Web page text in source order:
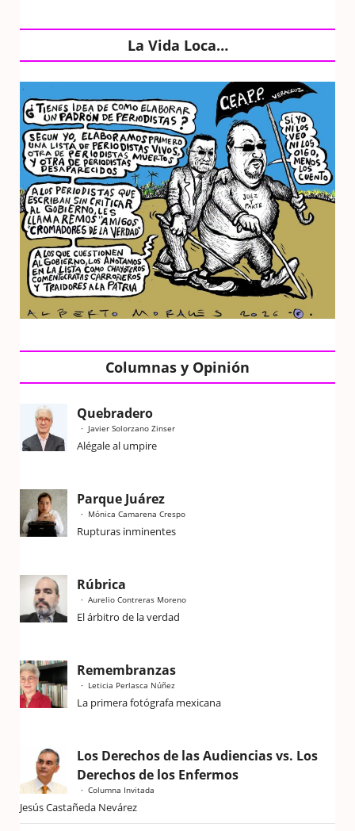
La Vida Loca…
Columnas y Opinión
Quebradero
Javier Solorzano Zinser
Alégale al umpire
Parque Juárez
Mónica Camarena Crespo
Rupturas inminentes
Rúbrica
Aurelio Contreras Moreno
El árbitro de la verdad
Remembranzas
Leticia Perlasca Núñez
La primera fotógrafa mexicana
Los Derechos de las Audiencias vs. Los
Derechos de los Enfermos
Columna Invitada
Jesús Castañeda Nevárez